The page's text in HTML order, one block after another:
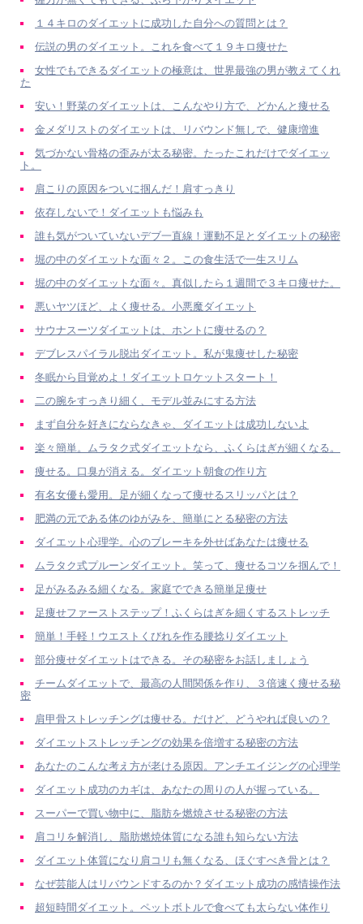
１４キロのダイエットに成功した自分への質問とは？
伝説の男のダイエット。これを食べて１９キロ痩せた
女性でもできるダイエットの極意は、世界最強の男が教えてくれ
た
安い！野菜のダイエットは、こんなやり方で、どかんと痩せる
金メダリストのダイエットは、リバウンド無しで、健康増進
気づかない骨格の歪みが太る秘密。たったこれだけでダイエッ
ト。
肩こりの原因をついに掴んだ！肩すっきり
依存しないで！ダイエットも悩みも
誰も気がついていないデブ一直線！運動不足とダイエットの秘密
堀の中のダイエットな面々２。この食生活で一生スリム
堀の中のダイエットな面々。真似したら１週間で３キロ痩せた。
悪いヤツほど、よく痩せる。小悪魔ダイエット
サウナスーツダイエットは、ホントに痩せるの？
デブレスパイラル脱出ダイエット。私が鬼痩せした秘密
冬眠から目覚めよ！ダイエットロケットスタート！
二の腕をすっきり細く、モデル並みにする方法
まず自分を好きにならなきゃ、ダイエットは成功しないよ
楽々簡単。ムラタク式ダイエットなら、ふくらはぎが細くなる。
痩せる。口臭が消える。ダイエット朝食の作り方
有名女優も愛用。足が細くなって痩せるスリッパとは？
肥満の元である体のゆがみを、簡単にとる秘密の方法
ダイエット心理学。心のブレーキを外せばあなたは痩せる
ムラタク式プルーンダイエット。笑って、痩せるコツを掴んで！
足がみるみる細くなる。家庭でできる簡単足痩せ
足痩せファーストステップ！ふくらはぎを細くするストレッチ
簡単！手軽！ウエストくびれを作る腰捻りダイエット
部分痩せダイエットはできる。その秘密をお話しましょう
チームダイエットで、最高の人間関係を作り、３倍速く痩せる秘
密
肩甲骨ストレッチングは痩せる。だけど、どうやれば良いの？
ダイエットストレッチングの効果を倍増する秘密の方法
あなたのこんな考え方が老ける原因。アンチエイジングの心理学
ダイエット成功のカギは、あなたの周りの人が握っている。
スーパーで買い物中に、脂肪を燃焼させる秘密の方法
肩コリを解消し、脂肪燃焼体質になる誰も知らない方法
ダイエット体質になり肩コリも無くなる、ほぐすべき骨とは？
なぜ芸能人はリバウンドするのか？ダイエット成功の感情操作法
超短時間ダイエット。ペットボトルで食べても太らない体作り